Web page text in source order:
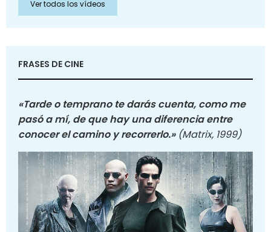
Ver todos los vídeos
FRASES DE CINE
«Tarde o temprano te darás cuenta, como me
pasó a mí, de que hay una diferencia entre
conocer el camino y recorrerlo.» (Matrix, 1999)